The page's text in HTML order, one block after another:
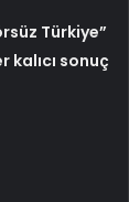
Türkiye”
kalıcı sonuç